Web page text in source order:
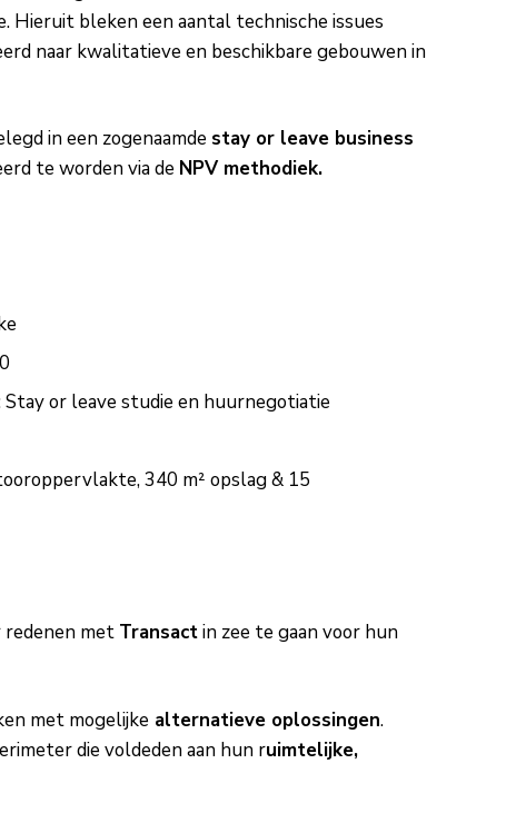
Hieruit bleken een aantal technische issues
naar kwalitatieve en beschikbare gebouwen in
in een zogenaamde stay or leave business
te worden via de NPV methodiek.
Stay or leave studie en huurnegotiatie
340 m² opslag & 15
met Transactin zee te gaan voor hun
met mogelijke alternatieve oplossingen.
die voldeden aan hun ruimtelijke,